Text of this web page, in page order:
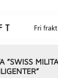
”SWISS